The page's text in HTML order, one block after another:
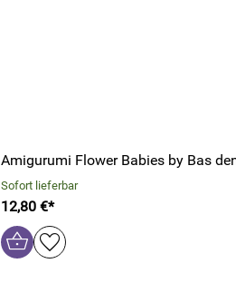
Amigurumi Flower Babies by Bas
Sofort lieferbar
12,80 €*